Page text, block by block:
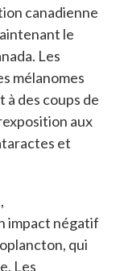
canadienne
le
Les
mélanomes
à des coups de
aux
et
impact négatif
qui
Les